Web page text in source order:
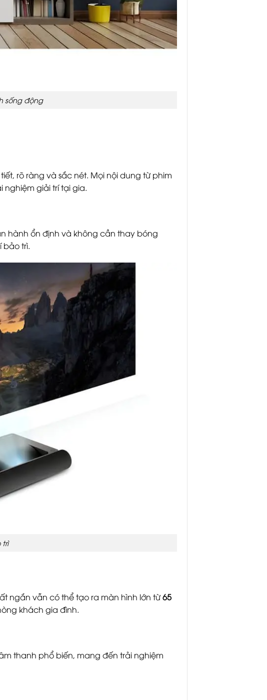
sống động
rõ ràng và sắc nét. Mọi nội dung từ phim
giải trí tại gia.
hành ổn định và không cần thay bóng
bảo trì.
trì
ngắn vẫn có thể tạo ra màn hình lớn từ65
khách gia đình.
thanh phổ biến, mang đến trải nghiệm